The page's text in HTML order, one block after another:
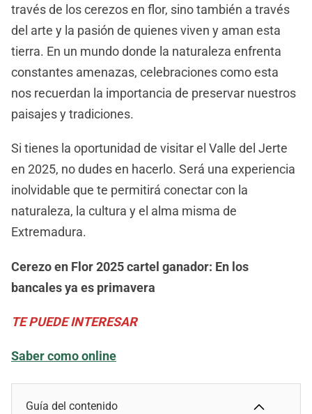
través de los cerezos en flor, sino también a través
del arte y la pasión de quienes viven y aman esta
tierra. En un mundo donde la naturaleza enfrenta
constantes amenazas, celebraciones como esta
nos recuerdan la importancia de preservar nuestros
paisajes y tradiciones.
Si tienes la oportunidad de visitar el Valle del Jerte
en 2025, no dudes en hacerlo. Será una experiencia
inolvidable que te permitirá conectar con la
naturaleza, la cultura y el alma misma de
Extremadura.
Cerezo en Flor 2025 cartel ganador: En los
bancales ya es primavera
TE PUEDE INTERESAR
Saber como online
Guía del contenido